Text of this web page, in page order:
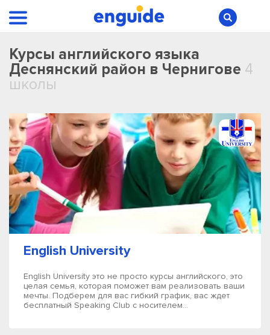
Курсы английского языка
Деснянский район в Чернигове 4
школы
English University
English University это не просто курсы английского, это
целая семья, которая поможет вам реализовать ваши
мечты. Подберем для вас гибкий график, вас ждет
бесплатный Speaking Club с носителем...